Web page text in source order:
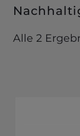
Alle 2